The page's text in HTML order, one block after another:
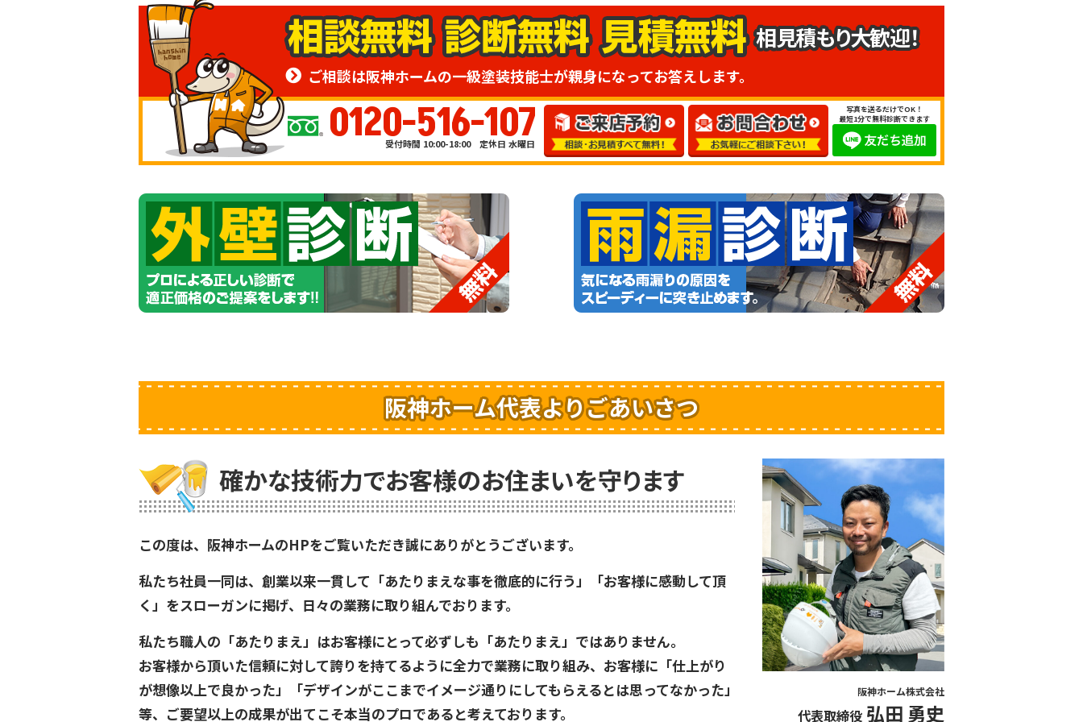
相見積もり大歓迎！
ご相談は阪神ホームの一級塗装技能士が親身になってお答えします。
0120-516-107
受付時間 10:00-18:00 定休日 水曜日
写真を送るだけでOK！
最短1分で無料診断できます
阪神ホーム代表よりごあいさつ
確かな技術力でお客様のお住まいを守ります
阪神ホーム株式会社
代表取締役 弘田 勇史
この度は、阪神ホームのHPをご覧いただき誠にありがとうございます。
私たち社員一同は、創業以来一貫して「あたりまえな事を徹底的に行う」「お客様に感動して頂
く」をスローガンに掲げ、日々の業務に取り組んでおります。
私たち職人の「あたりまえ」はお客様にとって必ずしも「あたりまえ」ではありません。
お客様から頂いた信頼に対して誇りを持てるように全力で業務に取り組み、お客様に「仕上がり
が想像以上で良かった」「デザインがここまでイメージ通りにしてもらえるとは思ってなかった」
等、ご要望以上の成果が出てこそ本当のプロであると考えております。